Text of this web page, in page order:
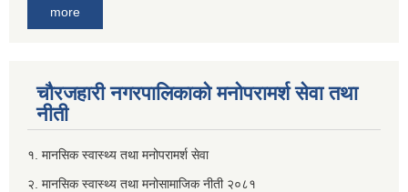
more
चौरजहारी नगरपालिकाको मनोपरामर्श सेवा तथा
नीती
१. मानसिक स्वास्थ्य तथा मनोपरामर्श सेवा
२. मानसिक स्वास्थ्य तथा मनोसामाजिक नीती २०८१